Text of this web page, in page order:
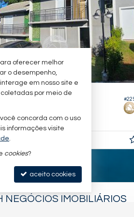
-CHÁCARA ONDAS VERDES
Condomínio
3 89, 0m²
NEGÓCIOS IMOBILIÁRIOS
oferecer melhor
o desempenho,
em nosso site e
por meio de
concorda com o uso
informações visite
.
cookies?
aceito cookies